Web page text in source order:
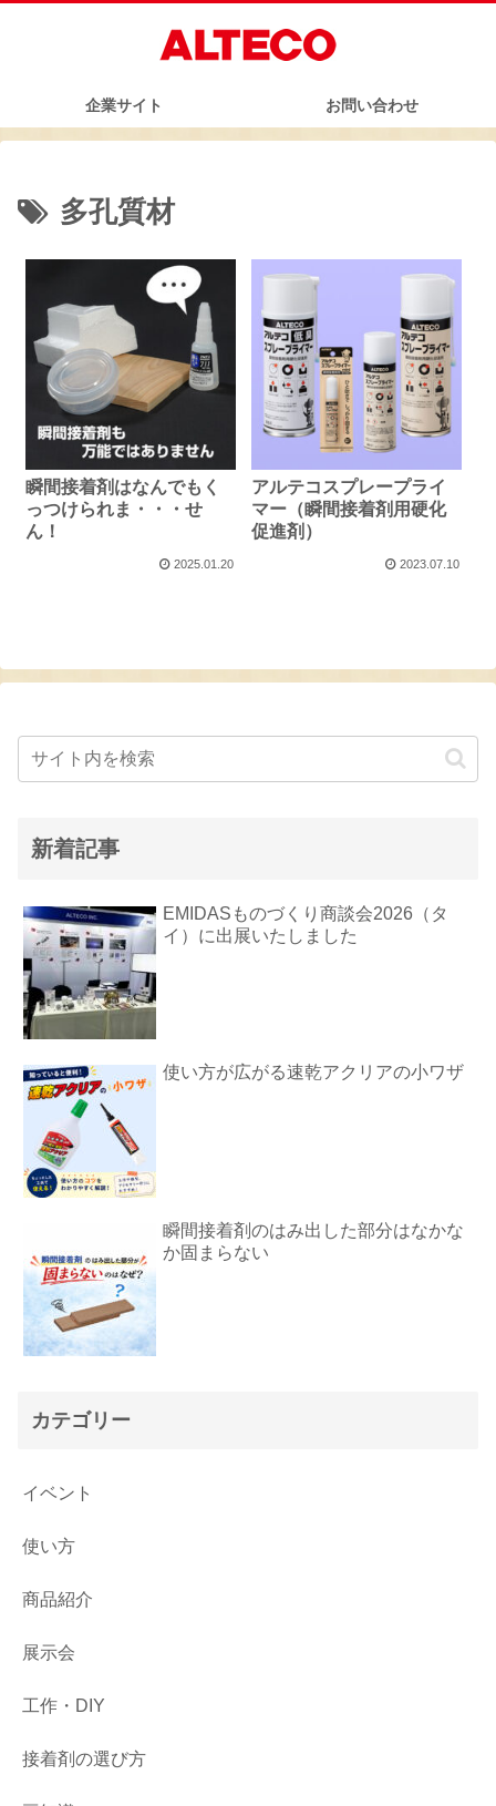
企業サイト お問い合わせ
多孔質材
瞬間接着剤はなんでもく
っつけられま・・・せ
ん！
2025.01.20
アルテコスプレープライ
マー（瞬間接着剤用硬化
促進剤）
2023.07.10
新着記事
EMIDASものづくり商談会2026（タ
イ）に出展いたしました
使い方が広がる速乾アクリアの小ワザ
瞬間接着剤のはみ出した部分はなかな
か固まらない
カテゴリー
イベント
使い方
商品紹介
展示会
工作・DIY
接着剤の選び方